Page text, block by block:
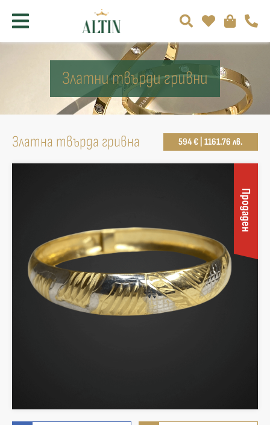
Златни твърди гривни
Златна твърда гривна 594 € | 1161.76 лв.
Продаден